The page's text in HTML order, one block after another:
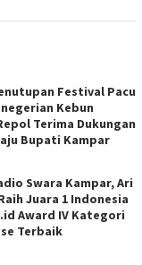
Festival Pacu
Kebun
Terima Dukungan
Bupati Kampar
Swara Kampar, Ari
Juara 1 Indonesia
Award IV Kategori
Terbaik